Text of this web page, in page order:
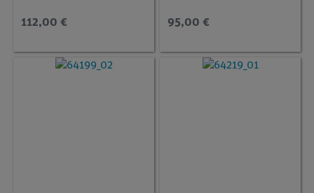
112,00 € 95,00 €